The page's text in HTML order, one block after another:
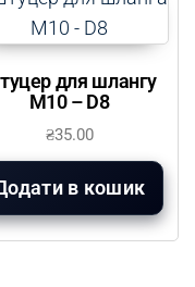
для шлангу
М10 – D8
₴35.00
в кошик